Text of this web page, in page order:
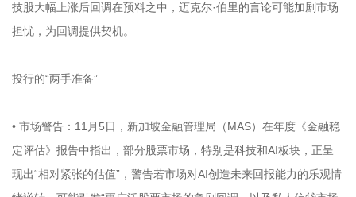
技股大幅上涨后回调在预料之中，迈克尔·伯里的言论可能加剧市场
担忧，为回调提供契机。
投行的“两手准备”
• 市场警告：11月5日，新加坡金融管理局（MAS）在年度《金融稳
定评估》报告中指出，部分股票市场，特别是科技和AI板块，正呈
现出“相对紧张的估值”，警告若市场对AI创造未来回报能力的乐观情